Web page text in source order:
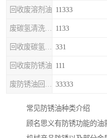
回收废溶剂油 11333
1133
331
回收废防锈油 111
33333
常见防锈油种类介绍
顾名思义有防锈功能的